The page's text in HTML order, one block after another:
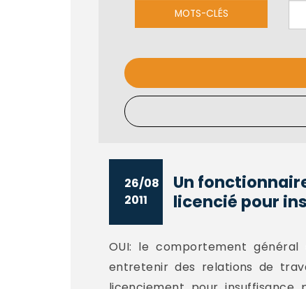
MOTS-CLÉS
26/08
2011
Un
licencié pour
OUI: le comportement
entretenir des relations de